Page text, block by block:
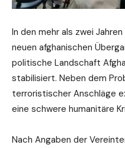
In den mehr als zwei
neuen afghanischen
politische Landschaft
stabilisiert. Neben dem
terroristischer Anschläge
eine schwere humanitäre
Nach Angaben der